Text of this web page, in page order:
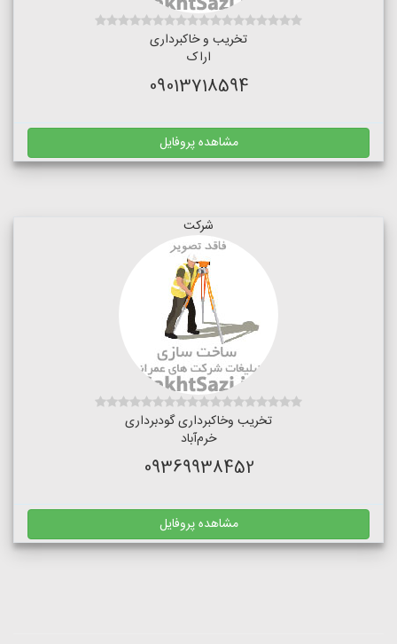
تخریب و خاکبرداری
اراک
09013718594
مشاهده پروفایل
شرکت
تخریب وخاکبرداری گودبرداری
خرم‌آباد
09369938452
مشاهده پروفایل